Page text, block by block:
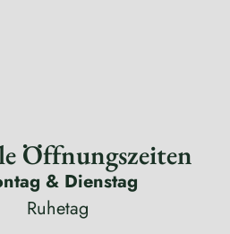
Öffnungszeiten
& Dienstag
Ruhetag